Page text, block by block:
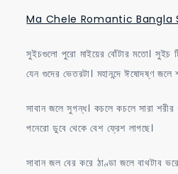
Ma Chele Romantic Bangla
সুইচগুলো পুরো মাইয়ের বোঁটার মতো। সুইচ
যেন গুদের ভেতরটা। মহানন্দে ঈষোদষ্ণ জলে
সাবান জলে সুগন্ধ। কচলে কচলে সারা শরীর
পনেরো ডুবে থেকে বেশ ফ্রেশ লাগছে।
সাবান জল বের করে ঠাণ্ডা জলে বাথটাব ভরে